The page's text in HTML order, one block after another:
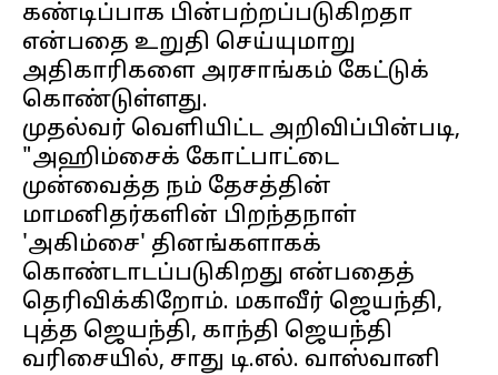
கண்டிப்பாக பின்பற்றப்படுகிறதா
என்பதை உறுதி செய்யுமாறு
அதிகாரிகளை அரசாங்கம் கேட்டுக்
கொண்டுள்ளது.
முதல்வர் வெளியிட்ட அறிவிப்பின்படி,
"அஹிம்சைக் கோட்பாட்டை
முன்வைத்த நம் தேசத்தின்
மாமனிதர்களின் பிறந்தநாள்
'அகிம்சை' தினங்களாகக்
கொண்டாடப்படுகிறது என்பதைத்
தெரிவிக்கிறோம். மகாவீர் ஜெயந்தி,
புத்த ஜெயந்தி, காந்தி ஜெயந்தி
வரிசையில், சாது டி.எல். வாஸ்வானி